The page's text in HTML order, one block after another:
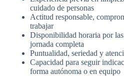
cuidado de personas
Actitud responsable,
trabajar
Disponibilidad horaria por las
jornada completa
Puntualidad, seriedad y
Capacidad para seguir
forma autónoma o en equipo